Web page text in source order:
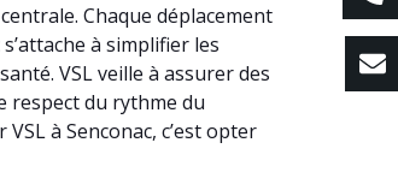
Chaque déplacement
à simplifier les
VSL veille à assurer des
respect du rythme du
à Senconac, c’est opter